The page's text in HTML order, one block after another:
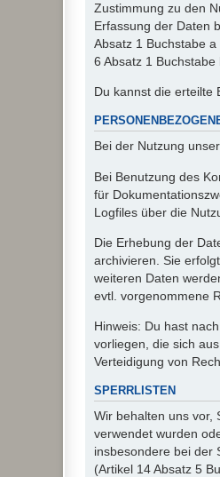
Zustimmung zu den
Erfassung der Daten
Absatz 1 Buchstabe
6 Absatz 1 Buchstabe
Du kannst die erteilte
Bei der Nutzung
Bei Benutzung des
für
Logfiles über die
Die Erhebung der
archivieren. Sie
weiteren Daten
evtl. vorgenommene
Hinweis: Du hast
vorliegen, die sich
Verteidigung von
SPERRLISTEN
Wir behalten uns vor,
verwendet wurden
insbesondere bei der
(Artikel 14 Absatz 5